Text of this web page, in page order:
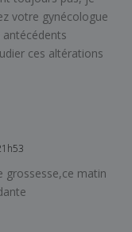
votre gynécologue
ces altérations
grossesse,ce matin